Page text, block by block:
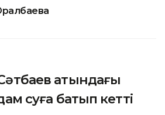
атындағы
суға батып кетті